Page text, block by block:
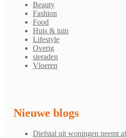
Beauty
Fashion
Food
Huis & tuin
Lifestyle
Overig
sieraden
Vloeren
Nieuwe blogs
Diefstal uit woningen neemt